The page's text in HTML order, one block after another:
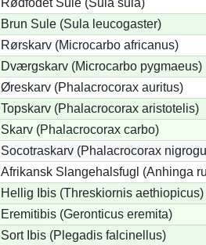
Brun Sule (Sula leucogaster)
Rørskarv (Microcarbo africanus)
Dværgskarv (Microcarbo pygmaeus)
Øreskarv (Phalacrocorax auritus)
Topskarv (Phalacrocorax aristotelis)
Skarv (Phalacrocorax carbo)
Socotraskarv (Phalacrocorax
Afrikansk Slangehalsfugl (Anhinga
Hellig Ibis (Threskiornis aethiopicus)
Eremitibis (Geronticus eremita)
Sort Ibis (Plegadis falcinellus)